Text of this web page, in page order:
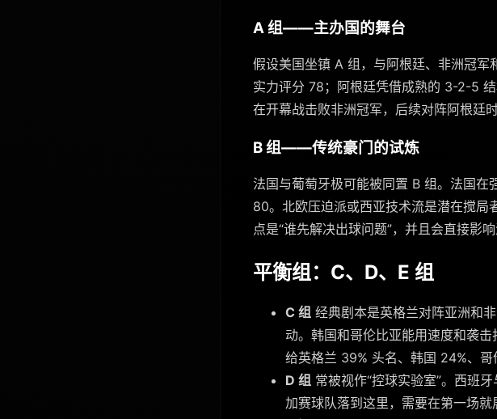
A 组——主办国的舞台
假设美国坐镇 A 组，与阿根廷、非洲冠
实力评分 78；阿根廷凭借成熟的 3-2-5
在开幕战击败非洲冠军，后续对阵阿根廷
B 组——传统豪门的试炼
法国与葡萄牙极可能被同置 B 组。法国
80。北欧压迫派或西亚技术流是潜在搅局
点是“谁先解决出球问题”，并且会直接影响
平衡组：C、D、E 组
C 组 经典剧本是英格兰对阵亚洲和
动。韩国和哥伦比亚能用速度和袭
给英格兰 39% 头名、韩国 24%、哥
D 组 常被视作“控球实验室”。西班
加赛球队落到这里，需要在第一场就